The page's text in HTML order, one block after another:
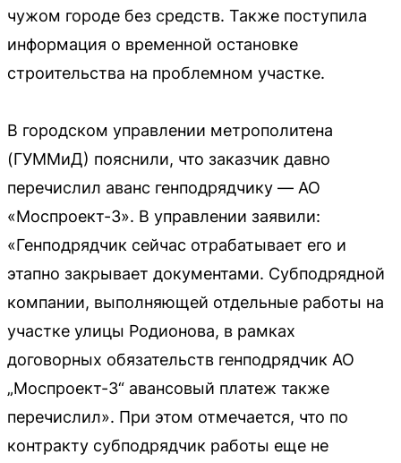
чужом городе без средств. Также поступила
информация о временной остановке
строительства на проблемном участке.
В городском управлении метрополитена
(ГУММиД) пояснили, что заказчик давно
перечислил аванс генподрядчику — АО
«Моспроект-3». В управлении заявили:
«Генподрядчик сейчас отрабатывает его и
этапно закрывает документами. Субподрядной
компании, выполняющей отдельные работы на
участке улицы Родионова, в рамках
договорных обязательств генподрядчик АО
„Моспроект-3“ авансовый платеж также
перечислил». При этом отмечается, что по
контракту субподрядчик работы еще не